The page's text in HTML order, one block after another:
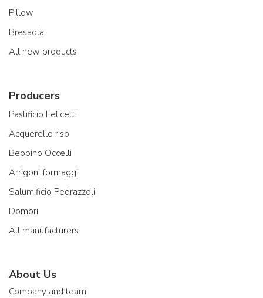
Pillow
Bresaola
All new products
Producers
Pastificio Felicetti
Acquerello riso
Beppino Occelli
Arrigoni formaggi
Salumificio Pedrazzoli
Domori
All manufacturers
About Us
Company and team